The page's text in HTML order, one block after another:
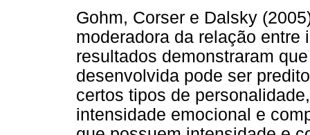
Gohm, Corser e Dalsky
moderadora da relação
resultados demonstraram
desenvolvida pode ser
certos tipos de
intensidade emocional e